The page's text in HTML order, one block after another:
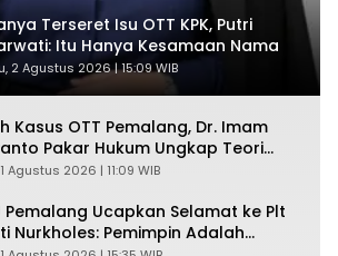
Terseret Isu OTT KPK, Putri
Itu Hanya Kesamaan Nama
2 Agustus 2026 | 15:09 WIB
Kasus OTT Pemalang, Dr. Imam
Pakar Hukum Ungkap Teori
KPK
Agustus 2026 | 11:09 WIB
Pemalang Ucapkan Selamat ke Plt
Nurkholes: Pemimpin Adalah